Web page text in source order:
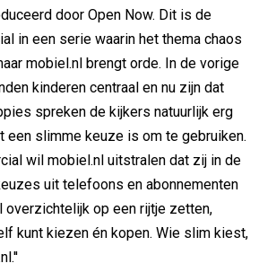
door Open Now. Dit is de
in een serie waarin het thema chaos
mobiel.nl brengt orde. In de vorige
kinderen centraal en nu zijn dat
spreken de kijkers natuurlijk erg
een slimme keuze is om te gebruiken.
wil mobiel.nl uitstralen dat zij in de
uit telefoons en abonnementen
overzichtelijk op een rijtje zetten,
kunt kiezen én kopen. Wie slim kiest,